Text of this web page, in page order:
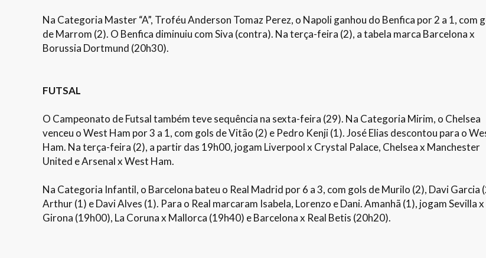
Na Categoria Master “A”, Troféu Anderson Tomaz Perez, o Napoli ganhou do Benfica por 2 a 1, com
de Marrom (2). O Benfica diminuiu com Siva (contra). Na terça-feira (2), a tabela marca Barcelona x
Borussia Dortmund (20h30).
FUTSAL
O Campeonato de Futsal também teve sequência na sexta-feira (29). Na Categoria Mirim, o Chelsea
venceu o West Ham por 3 a 1, com gols de Vitão (2) e Pedro Kenji (1). José Elias descontou para o
Ham. Na terça-feira (2), a partir das 19h00, jogam Liverpool x Crystal Palace, Chelsea x Manchester
United e Arsenal x West Ham.
Na Categoria Infantil, o Barcelona bateu o Real Madrid por 6 a 3, com gols de Murilo (2), Davi Garcia
Arthur (1) e Davi Alves (1). Para o Real marcaram Isabela, Lorenzo e Dani. Amanhã (1), jogam Sevilla x
Girona (19h00), La Coruna x Mallorca (19h40) e Barcelona x Real Betis (20h20).